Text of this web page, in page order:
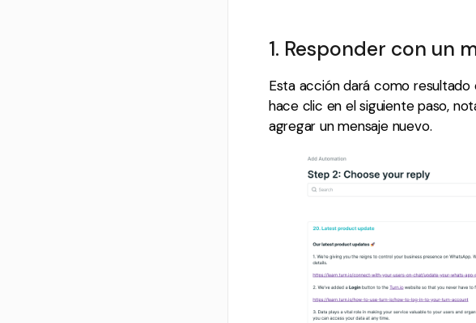
1. Responder con un
Esta acción dará como
hace clic en el siguiente paso,
agregar un mensaje nuevo.